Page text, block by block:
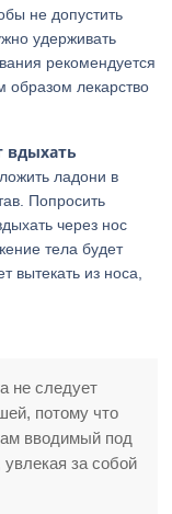
не допустить
удерживать
рекомендуется
образом лекарство
вдыхать
ладони в
Попросить
через нос
тела будет
вытекать из носа,
не следует
потому что
вводимый под
за собой